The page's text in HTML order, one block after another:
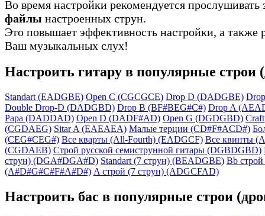
Во время настройки рекомендуется прослушивать
файлы настроенных струн.
Это повышает эффективность настройки, а также
Ваш музыкальных слух!
Настроить гитару в популярные строи
Standart (EADGBE) Open C (CGCGCE) Drop D (DADGBE)
Double Drop-D (DADGBD) Drop B (BF#BEG#C#) Drop A
Papa (DADDAD) Open D (DADF#AD) Open G (DGDGBD)
(CGDAEG) Sitar A (EAEAEA) Малые терции (CD#F#ACD#)
(CEG#CEG#) Все кварты (All-Fourth) (EADGCF) Все квинты
(CGDAEB) Строй русской семиструнной гитары (DGBDGBD)
струн) (DGA#DGA#D) Standart (7 струн) (BEADGBE) Bb
(A#D#G#C#F#A#D#) A строй (7 струн) (ADGCFAD)
Настроить бас в популярные строи